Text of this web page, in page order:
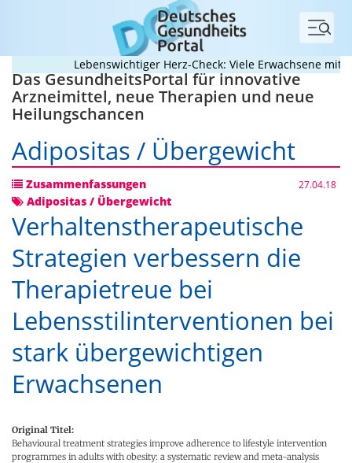
Menü
Lebenswichtiger Herz-Check: Viele Erwachsene mit
Das GesundheitsPortal für innovative
Arzneimittel, neue Therapien und neue
Heilungschancen
Adipositas / Übergewicht
Zusammenfassungen 27.04.18
Adipositas / Übergewicht
Verhaltenstherapeutische
Strategien verbessern die
Therapietreue bei
Lebensstilinterventionen bei
stark übergewichtigen
Erwachsenen
Original Titel:
Behavioural treatment strategies improve adherence to lifestyle intervention
programmes in adults with obesity: a systematic review and meta-analysis